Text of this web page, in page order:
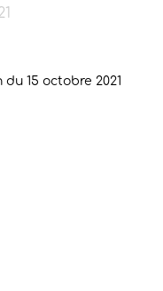
15 octobre 2021